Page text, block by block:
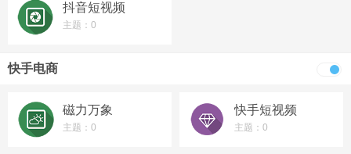
抖音短视频
主题：0
快手电商
磁力万象
主题：0
快手短视频
主题：0